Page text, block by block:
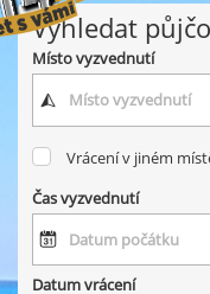
online
Vyhledat
Místo vyzvednutí
Vrácení v jiném
Čas vyzvednutí
Datum vrácení